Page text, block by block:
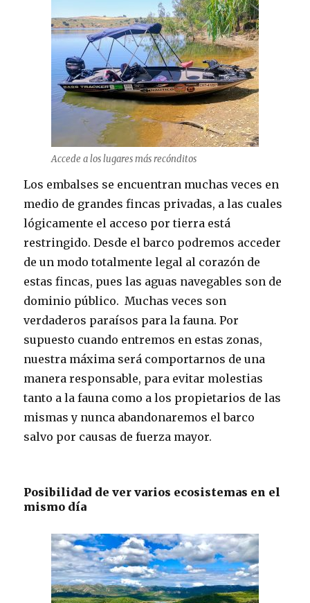
Accede a los lugares más recónditos
Los embalses se encuentran muchas veces en
medio de grandes fincas privadas, a las cuales
lógicamente el acceso por tierra está
restringido. Desde el barco podremos acceder
de un modo totalmente legal al corazón de
estas fincas, pues las aguas navegables son de
dominio público. Muchas veces son
verdaderos paraísos para la fauna. Por
supuesto cuando entremos en estas zonas,
nuestra máxima será comportarnos de una
manera responsable, para evitar molestias
tanto a la fauna como a los propietarios de las
mismas y nunca abandonaremos el barco
salvo por causas de fuerza mayor.
Posibilidad de ver varios ecosistemas en el
mismo día